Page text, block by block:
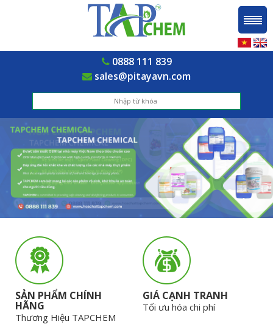
0888 111 839
sales@pitayavn.com
SẢN PHẨM CHÍNH
HÃNG
Thương Hiệu TAPCHEM
GIÁ CẠNH TRANH
Tối ưu hóa chi phí